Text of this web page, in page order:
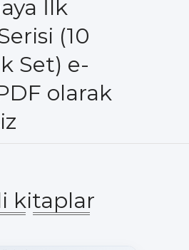
İlk
(10
Set) e-
olarak
kitaplar